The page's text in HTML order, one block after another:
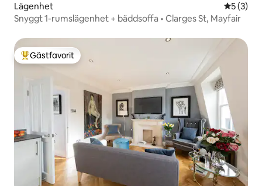
Lägenhet 5 av 5 i
5 (3)
Snyggt 1-rumslägenhet + bäddsoffa • Clarges St, Mayfair
Populär gästfavorit
Gästfavorit